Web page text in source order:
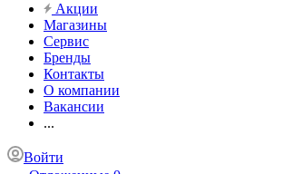
Акции
Магазины
Сервис
Бренды
Контакты
О компании
Вакансии
...
Войти